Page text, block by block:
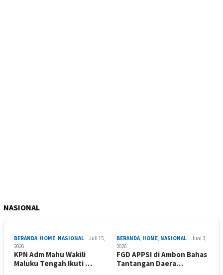
NASIONAL
BERANDA HOME NASIONAL
Juli 15,
2026
KPN Adm Mahu Wakili
Maluku Tengah Ikuti …
BERANDA HOME NASIONAL
Juni 3,
2026
FGD APPSI di Ambon Bahas
Tantangan Daera…